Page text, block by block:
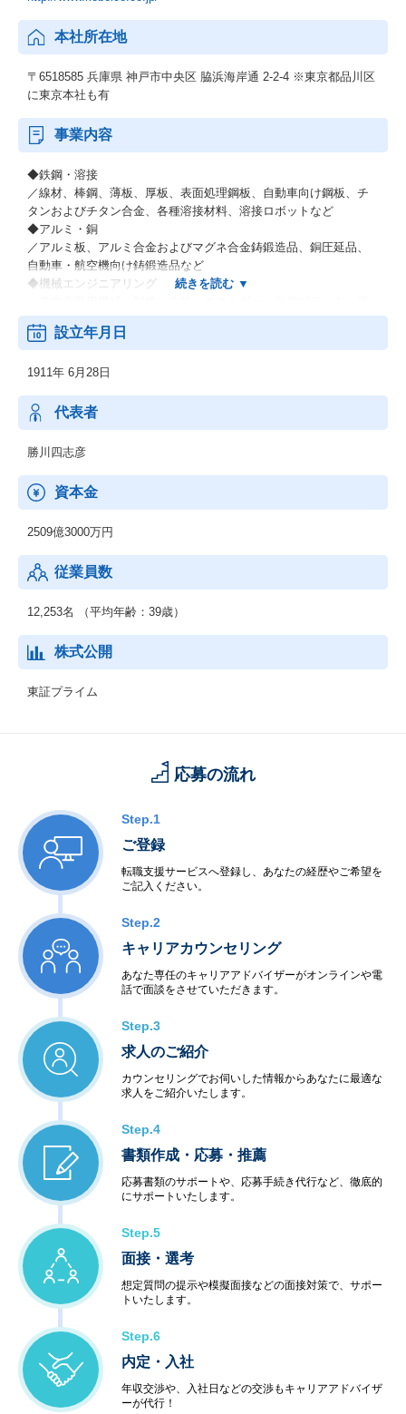
本社所在地
〒6518585 兵庫県 神戸市中央区 脇浜海岸通 2-2-4 ※東京都品川区
に東京本社も有
事業内容
◆鉄鋼・溶接
／線材、棒鋼、薄板、厚板、表面処理鋼板、自動車向け鋼板、チ
タンおよびチタン合金、各種溶接材料、溶接ロボットなど
◆アルミ・銅
／アルミ板、アルミ合金およびマグネ合金鋳鍛造品、銅圧延品、
自動車・航空機向け鋳鍛造品など
◆機械エンジニアリング
子力関連機器、環境プラントなどの各種エンジニアリング業など
◆電力（電力卸供給事業）
／新鉄源ビジネス、液晶用ターゲット材料、超伝導磁石・線材な
ど
設立年月日
1911年 6月28日
代表者
勝川四志彦
資本金
2509億3000万円
従業員数
12,253名 （平均年齢：39歳）
株式公開
東証プライム
応募の流れ
Step.1
ご登録
転職支援サービスへ登録し、あなたの経歴やご希望を
ご記入ください。
Step.2
キャリアカウンセリング
あなた専任のキャリアアドバイザーがオンラインや電
話で面談をさせていただきます。
Step.3
求人のご紹介
カウンセリングでお伺いした情報からあなたに最適な
求人をご紹介いたします。
Step.4
書類作成・応募・推薦
応募書類のサポートや、応募手続き代行など、徹底的
にサポートいたします。
Step.5
面接・選考
想定質問の提示や模擬面接などの面接対策で、サポー
トいたします。
Step.6
内定・入社
年収交渉や、入社日などの交渉もキャリアアドバイザ
ーが代行！